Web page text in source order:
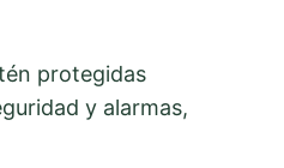
protegidas
y alarmas,